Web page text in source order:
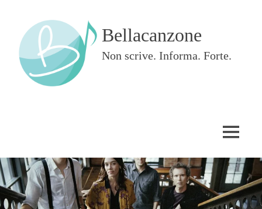
content
Bellacanzone
Non scrive. Informa. Forte.
MENU